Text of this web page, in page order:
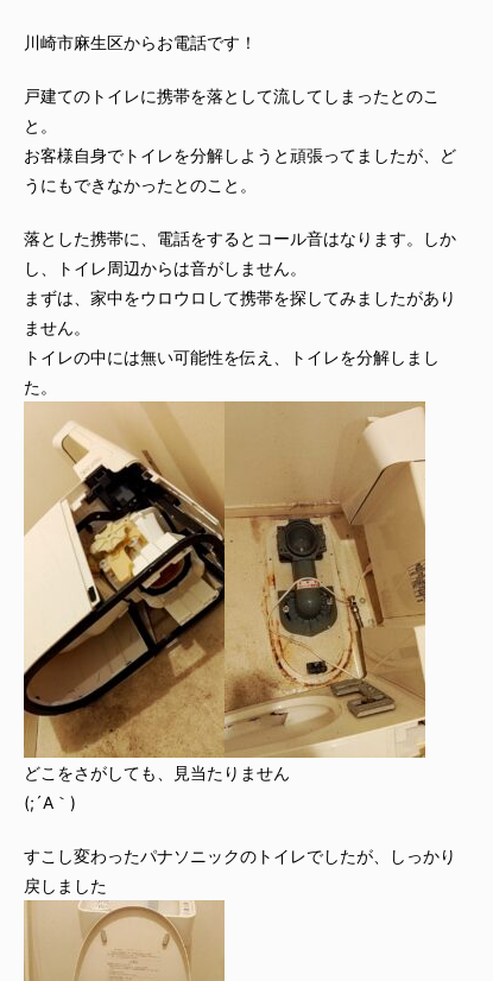
川崎市麻生区からお電話です！
戸建てのトイレに携帯を落として流してしまったとのこ
と。
お客様自身でトイレを分解しようと頑張ってましたが、ど
うにもできなかったとのこと。
落とした携帯に、電話をするとコール音はなります。しか
し、トイレ周辺からは音がしません。
まずは、家中をウロウロして携帯を探してみましたがあり
ません。
トイレの中には無い可能性を伝え、トイレを分解しまし
た。
どこをさがしても、見当たりません
(;´A｀)
すこし変わったパナソニックのトイレでしたが、しっかり
戻しました